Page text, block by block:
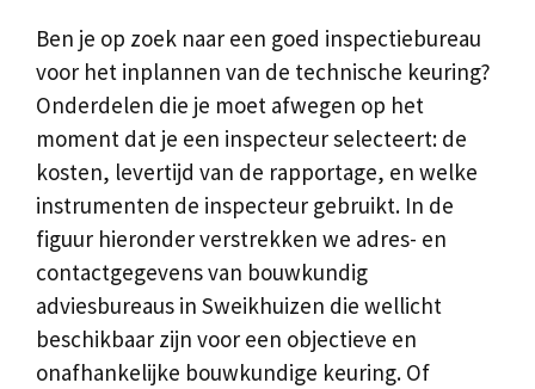
Ben je op zoek naar een goed inspectiebureau
voor het inplannen van de technische keuring?
Onderdelen die je moet afwegen op het
moment dat je een inspecteur selecteert: de
kosten, levertijd van de rapportage, en welke
instrumenten de inspecteur gebruikt. In de
figuur hieronder verstrekken we adres- en
contactgegevens van bouwkundig
adviesbureaus in Sweikhuizen die wellicht
beschikbaar zijn voor een objectieve en
onafhankelijke bouwkundige keuring. Of